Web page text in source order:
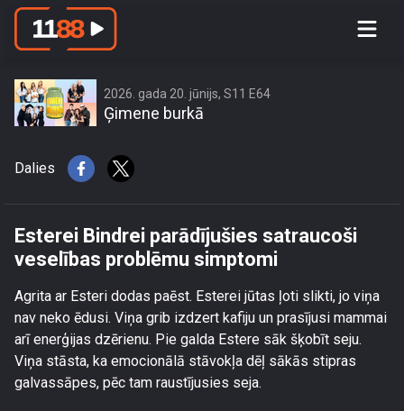
Esterei Bindrei parādījušies satraucoši
2026. gada 20. jūnijs, S11 E64
Ģimene burkā
Dalies
Esterei Bindrei parādījušies satraucoši
veselības problēmu simptomi
Agrita ar Esteri dodas paēst. Esterei jūtas ļoti slikti, jo viņa
nav neko ēdusi. Viņa grib izdzert kafiju un prasījusi mammai
arī enerģijas dzērienu. Pie galda Estere sāk šķobīt seju.
Viņa stāsta, ka emocionālā stāvokļa dēļ sākās stipras
galvassāpes, pēc tam raustījusies seja.